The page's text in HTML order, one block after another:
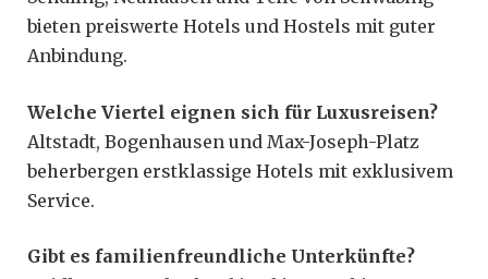
bieten preiswerte Hotels und Hostels mit guter
Anbindung.
Welche Viertel eignen sich für Luxusreisen?
Altstadt, Bogenhausen und Max-Joseph-Platz
beherbergen erstklassige Hotels mit exklusivem
Service.
Gibt es familienfreundliche Unterkünfte?